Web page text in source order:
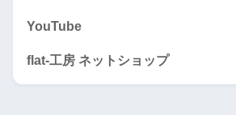
YouTube
flat-工房 ネットショップ